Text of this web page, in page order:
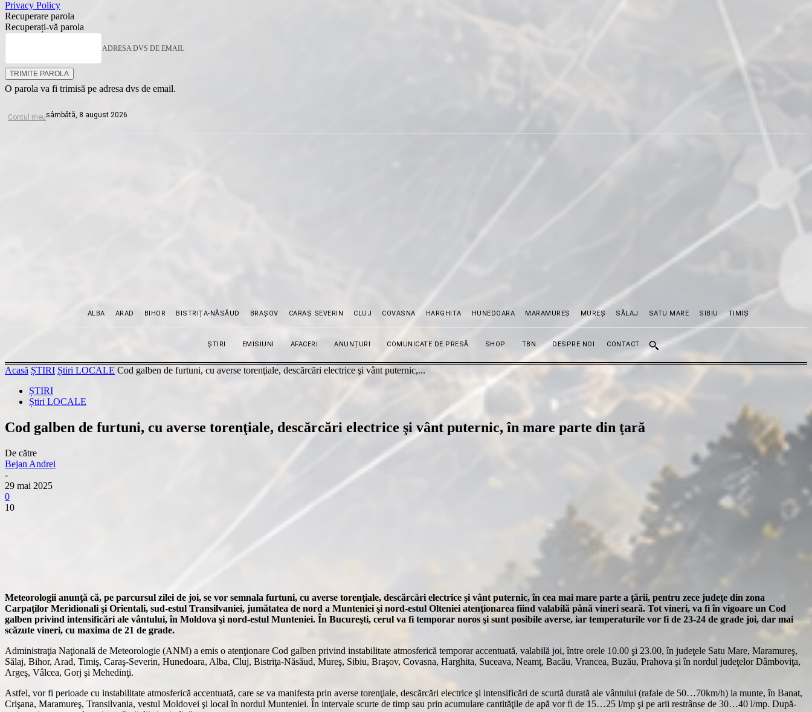
Privacy Policy
Recuperare parola
Recuperați-vă parola
ADRESA DVS DE EMAIL
O parola va fi trimisă pe adresa dvs de email.
Contul meusâmbătă, 8 august 2026
ALBA ARAD BIHOR BISTRIȚA-NĂSĂUD BRAȘOV CARAȘ SEVERIN CLUJ COVASNA HARGHITA HUNEDOARA MARAMUREȘ MUREȘ SĂLAJ SATU MARE SIBIU TIMIȘ
ȘTIRI EMISIUNI AFACERI ANUNȚURI COMUNICATE DE PRESĂ SHOP TBN DESPRE NOI CONTACT
Acasă ȘTIRI Știri LOCALE Cod galben de furtuni, cu averse torenţiale, descărcări electrice şi vânt puternic,...
ȘTIRI
Știri LOCALE
Cod galben de furtuni, cu averse torenţiale, descărcări electrice şi vânt puternic, în mare parte din ţară
De către
Bejan Andrei
-
29 mai 2025
0
10
Meteorologii anunţă că, pe parcursul zilei de joi, se vor semnala furtuni, cu averse torenţiale, descărcări electrice şi vânt puternic, în cea mai mare parte a ţării, pentru zece judeţe din zona
Carpaţilor Meridionali şi Orientali, sud-estul Transilvaniei, jumătatea de nord a Munteniei şi nord-estul Olteniei atenţionarea fiind valabilă până vineri seară. Tot vineri, va fi în vigoare un Cod
galben privind intensificări ale vântului, în Moldova şi nord-estul Munteniei. În Bucureşti, cerul va fi temporar noros şi sunt posibile averse, iar temperaturile vor fi de 23-24 de grade joi, dar mai
scăzute vineri, cu maxima de 21 de grade.
Administraţia Naţională de Meteorologie (ANM) a emis o atenţionare Cod galben privind instabilitate atmosferică temporar accentuată, valabilă joi, între orele 10.00 şi 23.00, în judeţele Satu Mare, Maramureş,
Sălaj, Bihor, Arad, Timiş, Caraş-Severin, Hunedoara, Alba, Cluj, Bistriţa-Năsăud, Mureş, Sibiu, Braşov, Covasna, Harghita, Suceava, Neamţ, Bacău, Vrancea, Buzău, Prahova şi în nordul judeţelor Dâmboviţa,
Argeş, Vâlcea, Gorj şi Mehedinţi.
Astfel, vor fi perioade cu instabilitate atmosferică accentuată, care se va manifesta prin averse torenţiale, descărcări electrice şi intensificări de scurtă durată ale vântului (rafale de 50…70km/h) la munte, în Banat,
Crişana, Maramureş, Transilvania, vestul Moldovei şi local în nordul Munteniei. În intervale scurte de timp sau prin acumulare cantităţile de apă vor fi de 15…25 l/mp şi pe arii restrânse de 30…40 l/mp. După-